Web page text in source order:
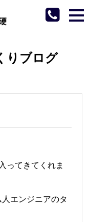
りブログ
ってきてくれま
エンジニアのタ